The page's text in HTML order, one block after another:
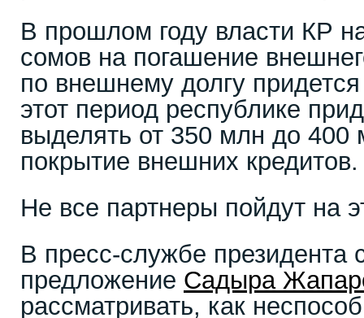
В прошлом году власти КР
сомов на погашение
по внешнему долгу
этот период республике
выделять от 350 млн до 400
покрытие внешних кредитов.
Не все партнеры пойдут на
В пресс-службе президента
предложение Садыра
рассматривать, как